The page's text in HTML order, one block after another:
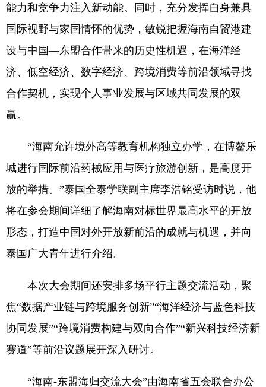
能力和竞争力注入新动能。同时，充分发挥自身兼具
国际视野与家国情怀的优势，敏锐把握海南自贸港建
设与中国—东盟合作带来的历史性机遇，在海洋经
济、低空经济、数字经济、跨境消费等前沿领域寻找
合作契机，实现个人事业发展与区域共同发展的双
赢。
“海南允许境外高等教育机构独立办学，在博鳌乐
城进行国际前沿药械应用与医疗旅游创新，是高度开
放的举措。”泰国全泰学联副主席李浩铭受访时说，他
将在参会期间详细了解海南对标世界最高水平的开放
形态，打造中国对外开放新前沿的成就与机遇，并向
泰国广大青年进行介绍。
本次大会期间还安排多场平行主题交流活动，聚
焦“数据产业链与跨境服务创新”“海洋经济与蓝色科技
协同发展”“跨境消费构建与双向合作”“新兴科技经济新
赛道”等前沿议题展开深入研讨。
“海南-东盟海归交流大会”由海南省五会联合办公